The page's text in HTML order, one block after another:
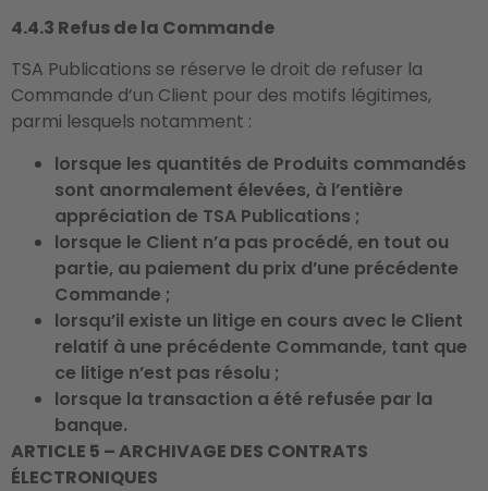
4.4.3 Refus de la Commande
TSA Publications se réserve le droit de refuser la
Commande d’un Client pour des motifs légitimes,
parmi lesquels notamment :
lorsque les quantités de Produits commandés
sont anormalement élevées, à l’entière
appréciation de TSA Publications ;
lorsque le Client n’a pas procédé, en tout ou
partie, au paiement du prix d’une précédente
Commande ;
lorsqu’il existe un litige en cours avec le Client
relatif à une précédente Commande, tant que
ce litige n’est pas résolu ;
lorsque la transaction a été refusée par la
banque.
ARTICLE 5 – ARCHIVAGE DES CONTRATS
ÉLECTRONIQUES